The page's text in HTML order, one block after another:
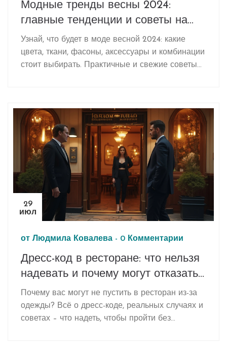
Модные тренды весны 2024:
главные тенденции и советы на
каждый день
Узнай, что будет в моде весной 2024: какие
цвета, ткани, фасоны, аксессуары и комбинации
стоит выбирать. Практичные и свежие советы
29
июл
от Людмила Ковалева - 0 Комментарии
Дресс-код в ресторане: что нельзя
надевать и почему могут отказать
во входе
Почему вас могут не пустить в ресторан из-за
одежды? Всё о дресс-коде, реальных случаях и
советах – что надеть, чтобы пройти без